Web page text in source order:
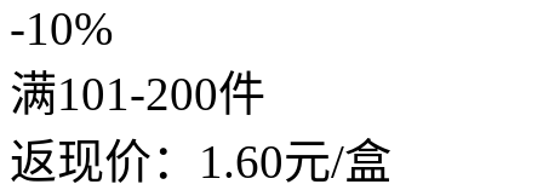
-10%
满101-200件
返现价： 1.60元/盒